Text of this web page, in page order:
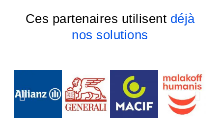
Ces partenaires utilisent déjà
nos solutions